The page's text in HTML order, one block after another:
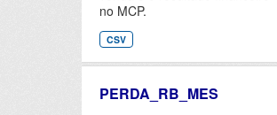
no MCP.
CSV
PERDA_RB_MES